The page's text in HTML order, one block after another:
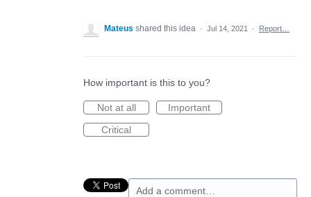
Mateus shared this idea · Jul 14, 2021 · Report…
How important is this to you?
Not at all
Important
Critical
Add a comment…